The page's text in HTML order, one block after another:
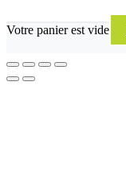
Votre panier est vide